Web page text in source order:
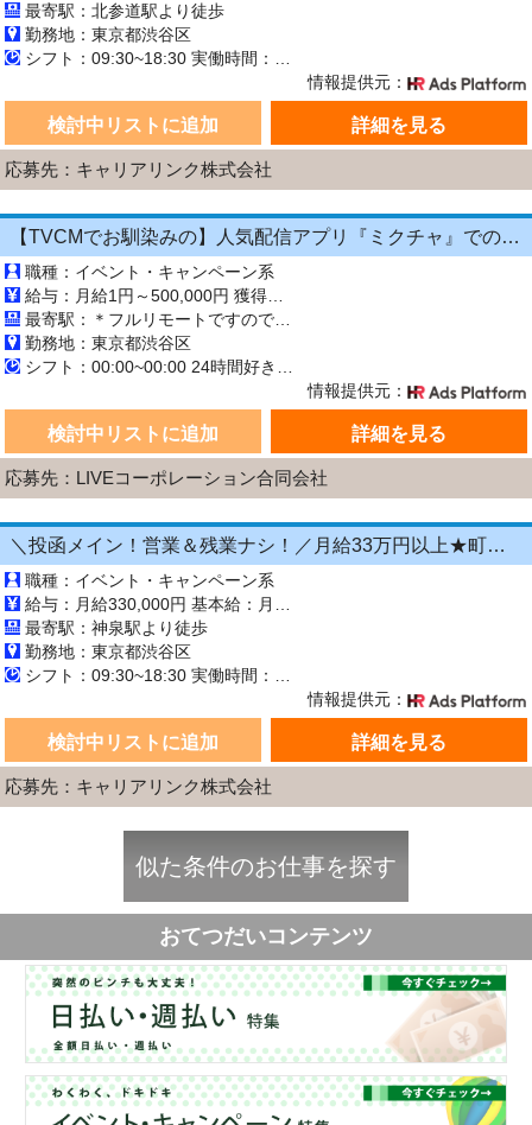
最寄駅：北参道駅より徒歩
勤務地：東京都渋谷区
シフト：09:30~18:30 実働時間：8時間／日 休憩1時間
情報提供元：
検討中リストに追加 詳細を見る
応募先：キャリアリンク株式会社
【TVCMでお馴染みの】人気配信アプリ『ミクチャ』でのライブ配信のお仕事
職種：イベント・キャンペーン系
給与：月給1円～500,000円 獲得ギフト数による完全出来高制です。
最寄駅：＊フルリモートですので 毎日の出社はありません＊ 「フルリモート」とは、会社には出勤せず、在宅などで勤務を行うことを意味します。
勤務地：東京都渋谷区
シフト：00:00~00:00 24時間好きなタイミングで勤務可能！ 10:00〜13:00 ／ 09:00〜12:00 ／ 13:00〜16:00 21:00〜23:45 ／ 05:00〜08:00
情報提供元：
検討中リストに追加 詳細を見る
応募先：LIVEコーポレーション合同会社
＼投函メイン！営業＆残業ナシ！／月給33万円以上★町歩きをしながら投函♪20～50代活躍中☆年間休日125日以上！[26750229]
職種：イベント・キャンペーン系
給与：月給330,000円 基本給：月330,000円 ※固定残業代（月45時間分の70,000円）を上記に含む ※超過時間分は別途支給 ■交通費支給（規定あり） ■賞与：年2回（6月・12月） 固定残業代の有無：有り 固定残業代の金額：70,000 固定残業代の時間：45時間 ※超過分は別途支給します。
最寄駅：神泉駅より徒歩
勤務地：東京都渋谷区
シフト：09:30~18:30 実働時間：8時間／日 休憩1時間
情報提供元：
検討中リストに追加 詳細を見る
応募先：キャリアリンク株式会社
似た条件のお仕事を探す
おてつだいコンテンツ